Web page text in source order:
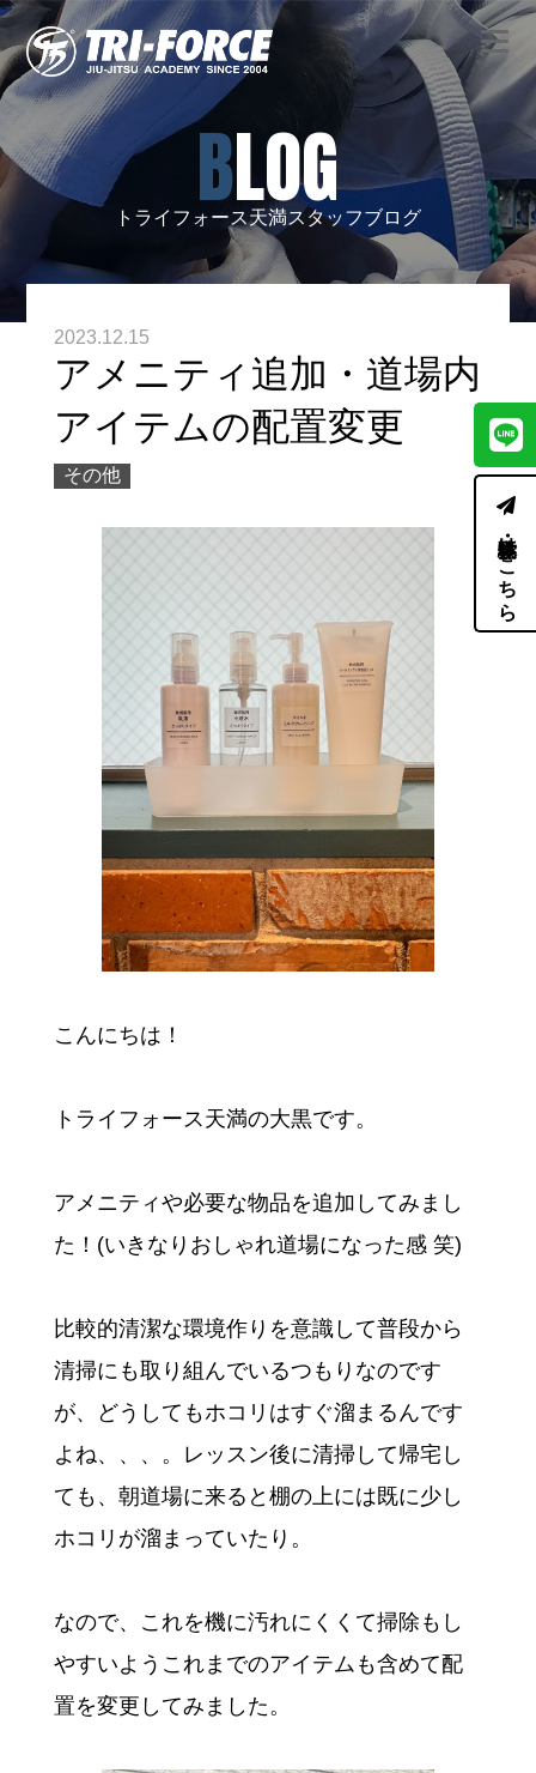
BLOG
トライフォース天満スタッフブログ
2023.12.15
アメニティ追加・道場内
アイテムの配置変更
その他
こんにちは！
トライフォース天満の大黒です。
アメニティや必要な物品を追加してみまし
た！(いきなりおしゃれ道場になった感 笑)
比較的清潔な環境作りを意識して普段から
清掃にも取り組んでいるつもりなのです
が、どうしてもホコリはすぐ溜まるんです
よね、、、。レッスン後に清掃して帰宅し
ても、朝道場に来ると棚の上には既に少し
ホコリが溜まっていたり。
なので、これを機に汚れにくくて掃除もし
やすいようこれまでのアイテムも含めて配
置を変更してみました。
体験・見学はこちら